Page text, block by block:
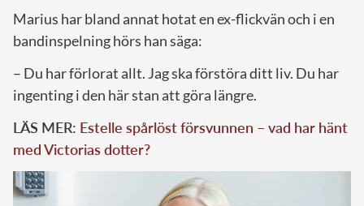
Marius har bland annat hotat en ex-flickvän och i en
bandinspelning hörs han säga:
– Du har förlorat allt. Jag ska förstöra ditt liv. Du har
ingenting i den här stan att göra längre.
LÄS MER: Estelle spårlöst försvunnen – vad har hänt
med Victorias dotter?